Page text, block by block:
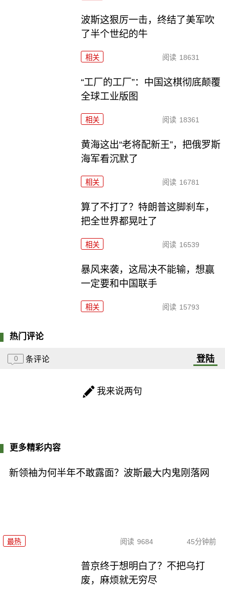
波斯这狠厉一击，终结了美军吹
了半个世纪的牛
相关 阅读 18631
“工厂的工厂”：中国这棋彻底颠覆
全球工业版图
相关 阅读 18361
黄海这出“老将配新王”，把俄罗斯
海军看沉默了
相关 阅读 16781
算了不打了？特朗普这脚刹车，
把全世界都晃吐了
相关 阅读 16539
暴风来袭，这局决不能输，想赢
一定要和中国联手
相关 阅读 15793
热门评论
0 条评论 登陆
我来说两句
更多精彩内容
新领袖为何半年不敢露面？波斯最大内鬼刚落网
最热 阅读 9684 45分钟前
普京终于想明白了？不把乌打
废，麻烦就无穷尽